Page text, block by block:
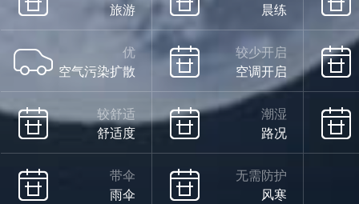
旅游
晨练
优
空气污染扩散
较少开启
空调开启
较舒适
舒适度
潮湿
路况
带伞
雨伞
无需防护
风寒